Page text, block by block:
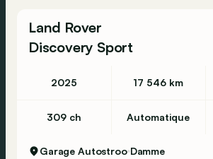
Land Rover
Discovery Sport
2025 17 546 km
309 ch Automatique
Garage Autostroo Damme